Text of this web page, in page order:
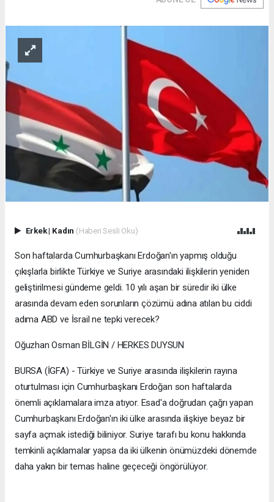
Erkek| Kadın (Haberi Sesli Oku)
Son haftalarda Cumhurbaşkanı Erdoğan'ın yapmış olduğu
çıkışlarla birlikte Türkiye ve Suriye arasındaki ilişkilerin yeniden
geliştirilmesi gündeme geldi. 10 yılı aşan bir süredir iki ülke
arasında devam eden sorunların çözümü adına atılan bu ciddi
adıma ABD ve İsrail ne tepki verecek?
Oğuzhan Osman BİLGİN / HERKES DUYSUN
BURSA (İGFA) - Türkiye ve Suriye arasında ilişkilerin rayına
oturtulması için Cumhurbaşkanı Erdoğan son haftalarda
önemli açıklamalara imza atıyor. Esad'a doğrudan çağrı yapan
Cumhurbaşkanı Erdoğan'ın iki ülke arasında ilişkiye beyaz bir
sayfa açmak istediği biliniyor. Suriye tarafı bu konu hakkında
temkinli açıklamalar yapsa da iki ülkenin önümüzdeki dönemde
daha yakın bir temas haline geçeceği öngörülüyor.